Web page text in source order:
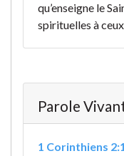
qu’enseigne le
spirituelles à
Parole
1 Corinthiens